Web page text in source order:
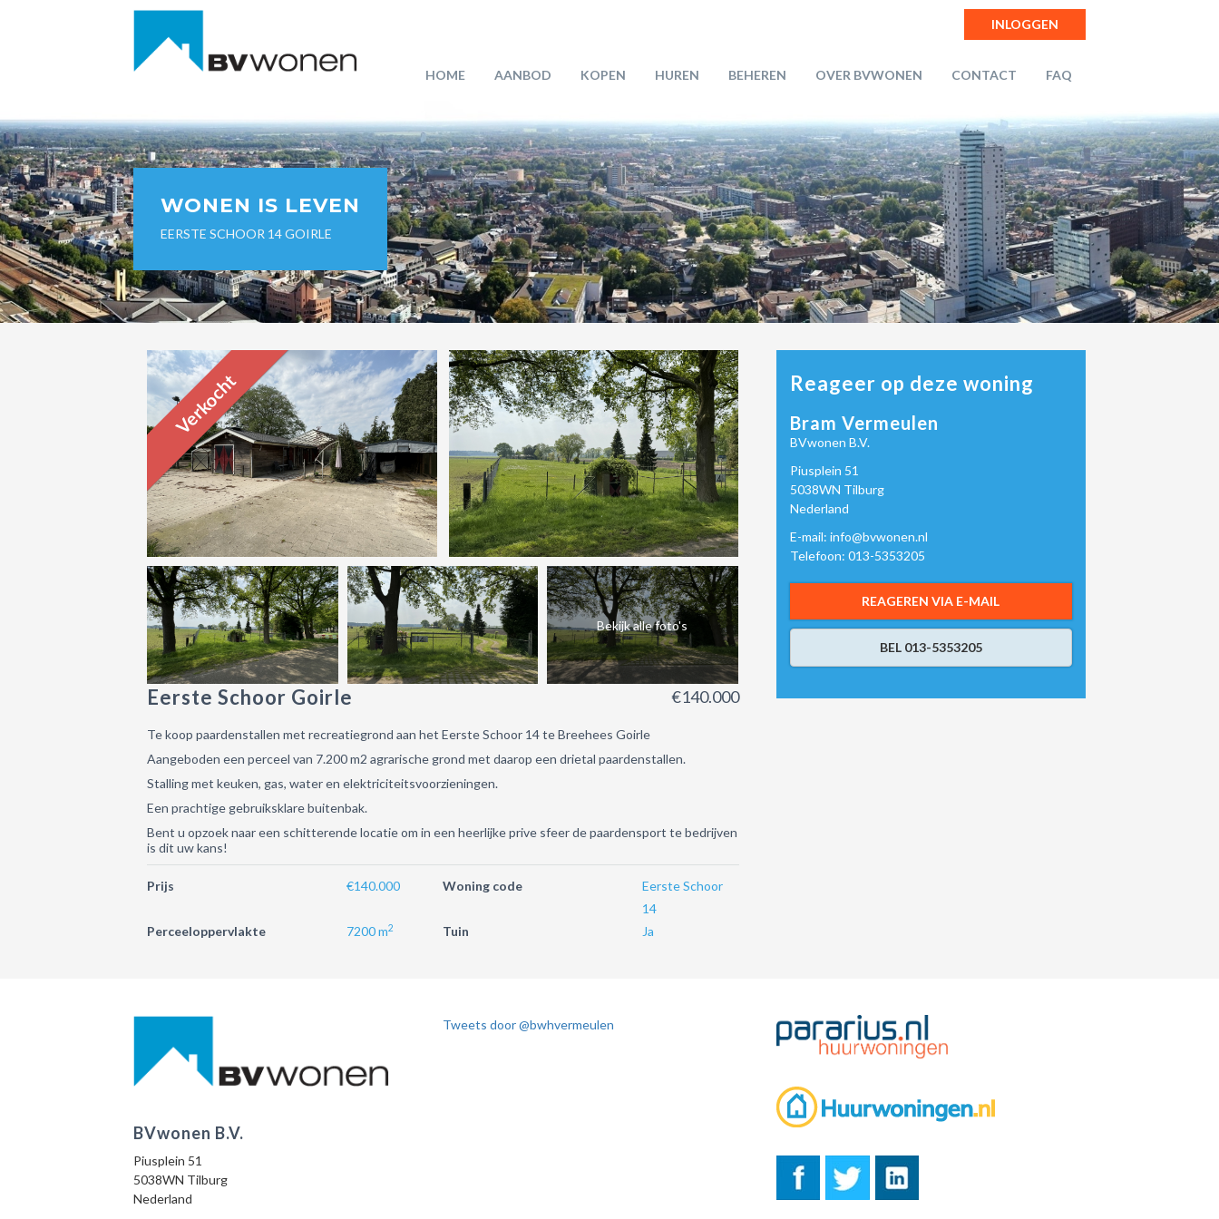
INLOGGEN
HOME AANBOD KOPEN HUREN BEHEREN OVER BVWONEN CONTACT FAQ
WONEN IS LEVEN
EERSTE SCHOOR 14 GOIRLE
Verkocht
Bekijk alle foto's
Reageer op deze woning
Bram Vermeulen
BVwonen B.V.
Piusplein 51
5038WN Tilburg
Nederland
E-mail: info@bvwonen.nl
Telefoon: 013-5353205
REAGEREN VIA E-MAIL
BEL 013-5353205
€140.000
Eerste Schoor Goirle
Te koop paardenstallen met recreatiegrond aan het Eerste Schoor 14 te Breehees Goirle
Aangeboden een perceel van 7.200 m2 agrarische grond met daarop een drietal paardenstallen.
Stalling met keuken, gas, water en elektriciteitsvoorzieningen.
Een prachtige gebruiksklare buitenbak.
Bent u opzoek naar een schitterende locatie om in een heerlijke prive sfeer de paardensport te bedrijven
is dit uw kans!
Prijs €140.000 Woning code
Eerste Schoor
14
Perceeloppervlakte
7200 m2 Tuin Ja
BVwonen B.V.
Piusplein 51
5038WN Tilburg
Nederland
Tweets door @bwhvermeulen